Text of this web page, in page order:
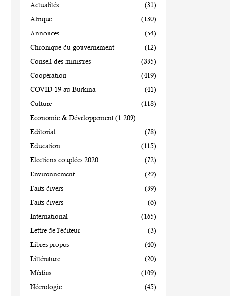
Actualités
(31)
Afrique
(130)
Annonces
(54)
Chronique du gouvernement
(12)
Conseil des ministres
(335)
Coopération
(419)
COVID-19 au Burkina
(41)
Culture
(118)
Economie & Développement (1 209)
Editorial
(78)
Education
(115)
Elections couplées 2020
(72)
Environnement
(29)
Faits divers
(39)
Faits divers
(6)
International
(165)
Lettre de l'éditeur
(3)
Libres propos
(40)
Littérature
(20)
Médias
(109)
Nécrologie
(45)